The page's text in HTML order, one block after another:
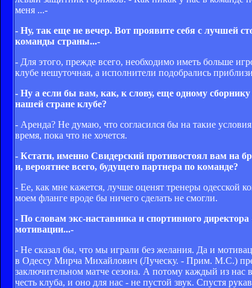
меня ...-
- Ну, так еще не вечер. Вот проявите себя с лучшей
команды страны...-
- Для этого, прежде всего, необходимо иметь больше
клубе нешуточная, а исполнители подобрались
- Ну а если бы вам, как, к слову, еще одному
нашей стране клубе?
- Аренда? Не думаю, что согласился бы на такие
время, пока что не хочется.
- Кстати, именно Свидерский противостоял вам на
и, вероятнее всего, будущего партнера по команде?
- Ее, как мне кажется, лучше оценят тренеры одесской
моем фланге вроде бы ничего сделать не смогли.
- По словам экс-наставника и спортивного
мотивации...-
- Не сказал бы, что мы играли без желания. Да и
в Одессу Мирча Михайлович (Луческу. - Прим. М.С.)
заключительном матче сезона. А потому каждый из нас
честь клуба, и оно для нас - не пустой звук. Спустя